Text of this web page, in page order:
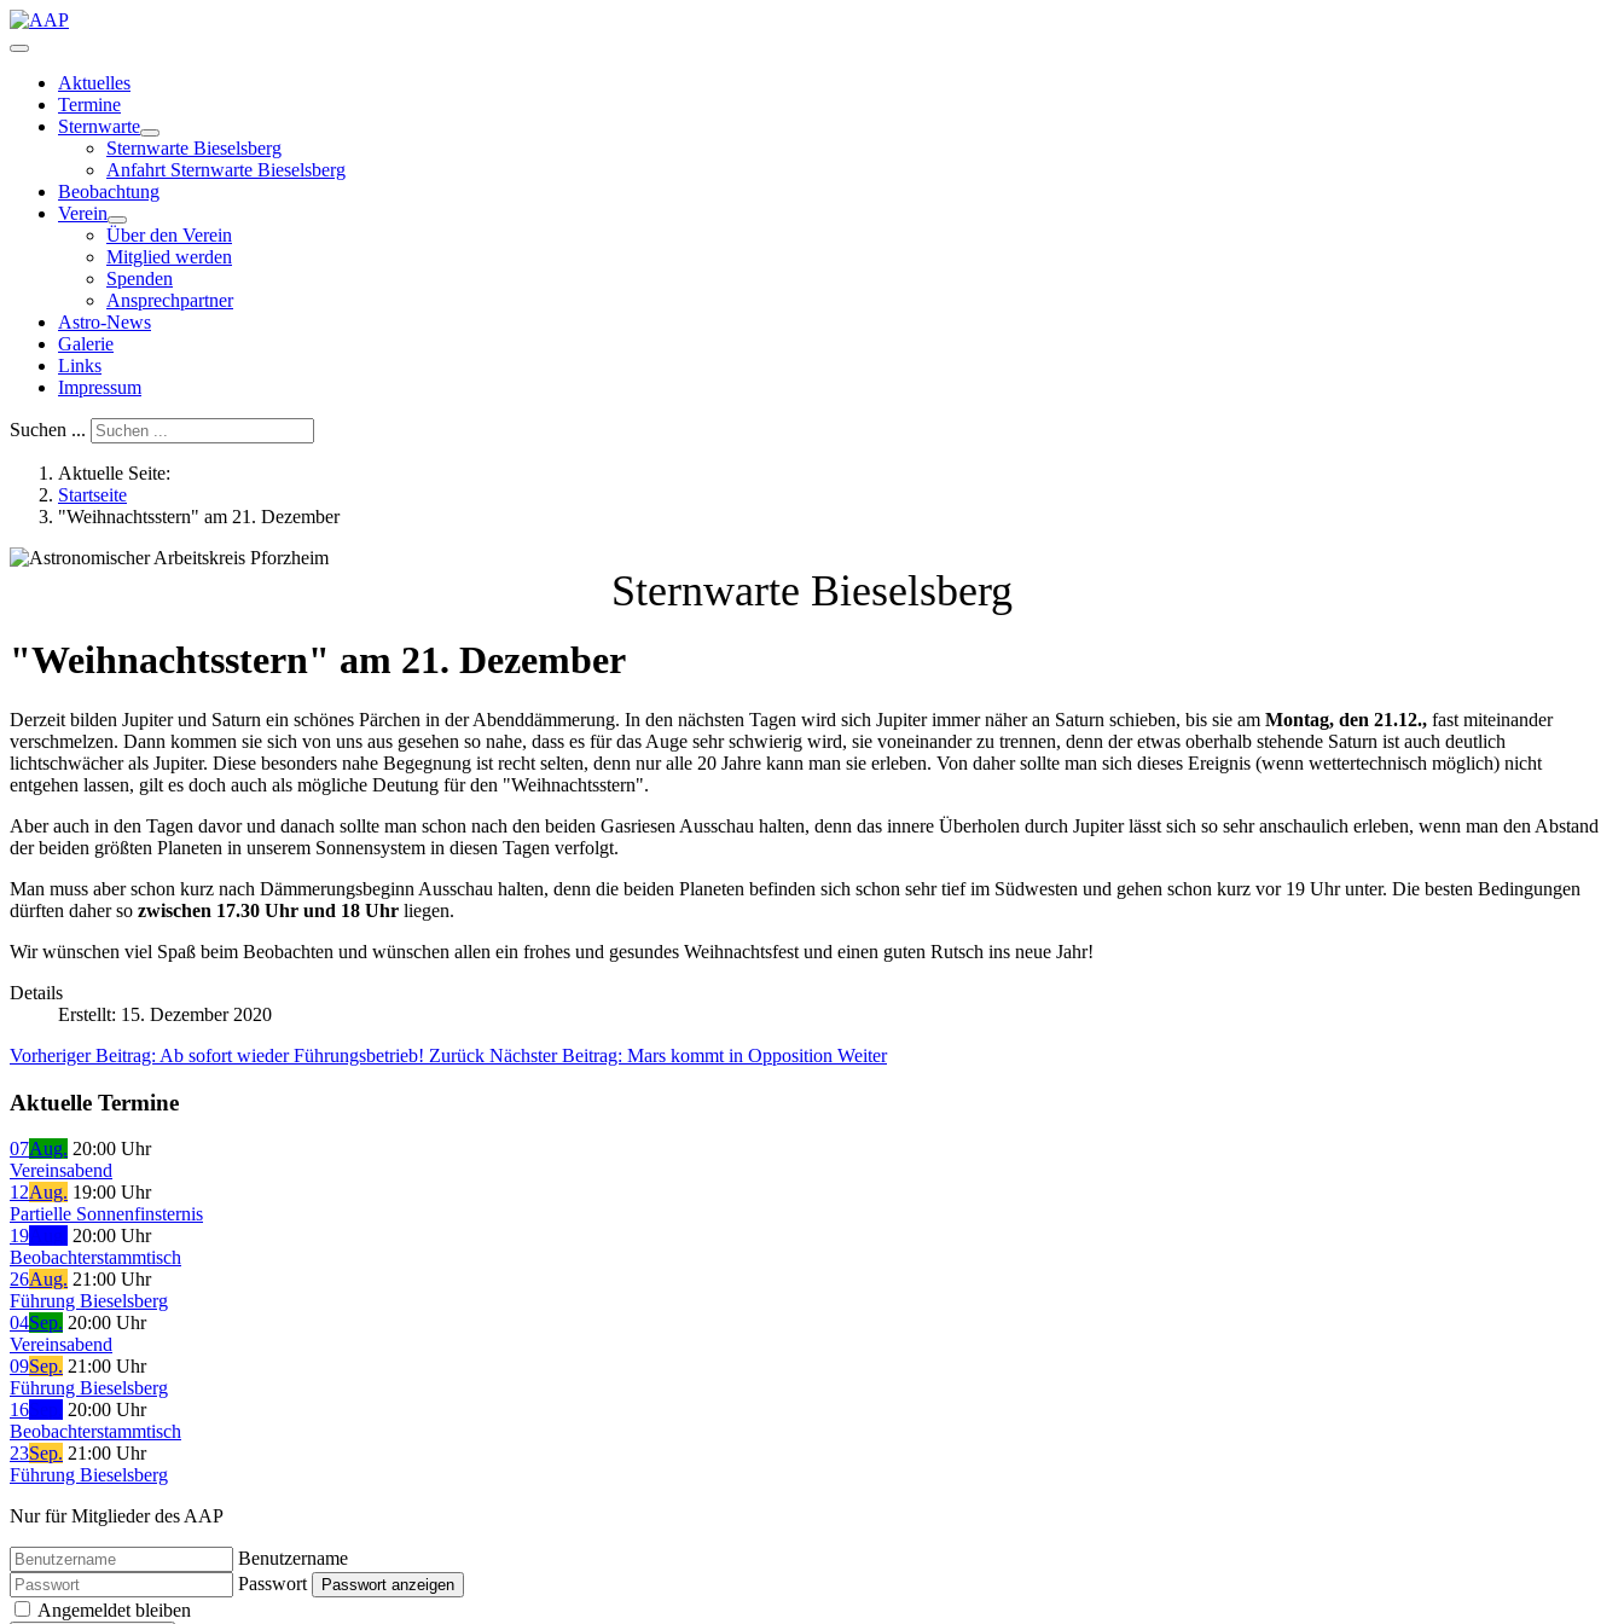
Aktuelles
Termine
Sternwarte
Sternwarte Bieselsberg
Anfahrt Sternwarte Bieselsberg
Beobachtung
Verein
Über den Verein
Mitglied werden
Spenden
Ansprechpartner
Astro-News
Galerie
Links
Impressum
Suchen ...
Aktuelle Seite:
Startseite
"Weihnachtsstern" am 21. Dezember
Sternwarte Bieselsberg
"Weihnachtsstern" am 21. Dezember
Derzeit bilden Jupiter und Saturn ein schönes Pärchen in der Abenddämmerung. In den nächsten Tagen wird sich Jupiter immer näher an Saturn schieben, bis sie am Montag, den 21.12., fast miteinander
verschmelzen. Dann kommen sie sich von uns aus gesehen so nahe, dass es für das Auge sehr schwierig wird, sie voneinander zu trennen, denn der etwas oberhalb stehende Saturn ist auch deutlich
lichtschwächer als Jupiter. Diese besonders nahe Begegnung ist recht selten, denn nur alle 20 Jahre kann man sie erleben. Von daher sollte man sich dieses Ereignis (wenn wettertechnisch möglich) nicht
entgehen lassen, gilt es doch auch als mögliche Deutung für den "Weihnachtsstern".
Aber auch in den Tagen davor und danach sollte man schon nach den beiden Gasriesen Ausschau halten, denn das innere Überholen durch Jupiter lässt sich so sehr anschaulich erleben, wenn man den Abstand
der beiden größten Planeten in unserem Sonnensystem in diesen Tagen verfolgt.
Man muss aber schon kurz nach Dämmerungsbeginn Ausschau halten, denn die beiden Planeten befinden sich schon sehr tief im Südwesten und gehen schon kurz vor 19 Uhr unter. Die besten Bedingungen
dürften daher so zwischen 17.30 Uhr und 18 Uhr liegen.
Wir wünschen viel Spaß beim Beobachten und wünschen allen ein frohes und gesundes Weihnachtsfest und einen guten Rutsch ins neue Jahr!
Details
Erstellt: 15. Dezember 2020
Vorheriger Beitrag: Ab sofort wieder Führungsbetrieb! Zurück Nächster Beitrag: Mars kommt in Opposition Weiter
Aktuelle Termine
07Aug. 20:00 Uhr
Vereinsabend
12Aug. 19:00 Uhr
Partielle Sonnenfinsternis
19
20:00 Uhr
Beobachterstammtisch
26Aug. 21:00 Uhr
Führung Bieselsberg
04Sep. 20:00 Uhr
Vereinsabend
09Sep. 21:00 Uhr
Führung Bieselsberg
16
20:00 Uhr
Beobachterstammtisch
23Sep. 21:00 Uhr
Führung Bieselsberg
Nur für Mitglieder des AAP
Benutzername
Passwort
Passwort anzeigen
Angemeldet bleiben